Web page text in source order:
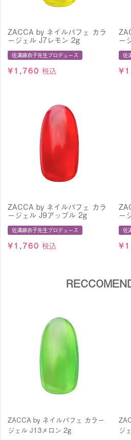
ZACCA by ネイルパフェ カラ
ージェル J7レモン 2g
佐溝麻衣子先生プロデュース
¥1,760 税込
ー
佐
¥
ZACCA by ネイルパフェ カラ
ージェル J9アップル 2g
佐溝麻衣子先生プロデュース
¥1,760 税込
ー
佐
¥
ZACCA by ネイルパフェ カラー
ジェル J13メロン 2g
ジ